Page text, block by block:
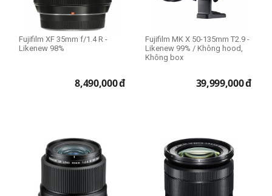
Fujifilm XF 35mm f/1.4 R -
Likenew 98%
8,490,000đ
Fujifilm MK X 50-135mm T2.9 -
Likenew 99% / Không hood,
Không box
39,999,000đ